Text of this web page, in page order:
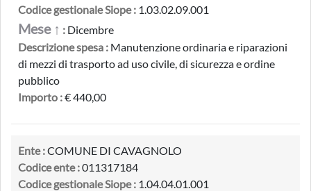
Codice gestionale Siope : 1.03.02.09.001
Mese ↑ : Dicembre
Descrizione spesa : Manutenzione ordinaria e riparazioni
di mezzi di trasporto ad uso civile, di sicurezza e ordine
pubblico
Importo :€ 440,00
Ente :COMUNE DI CAVAGNOLO
Codice ente :011317184
Codice gestionale Siope : 1.04.04.01.001